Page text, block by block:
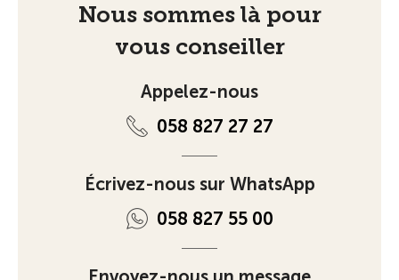
Nous sommes là pour
vous conseiller
Appelez-nous
058 827 27 27
Écrivez-nous sur WhatsApp
058 827 55 00